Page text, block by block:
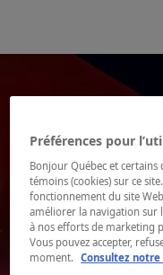
Préférences pour
Bonjour Québec et certains
témoins (cookies) sur ce
fonctionnement du site
améliorer la navigation sur
à nos efforts de marketing
Vous pouvez accepter,
moment.
Consultez